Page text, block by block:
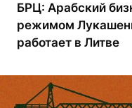
БРЦ: Арабский
режимом
работает в Литве